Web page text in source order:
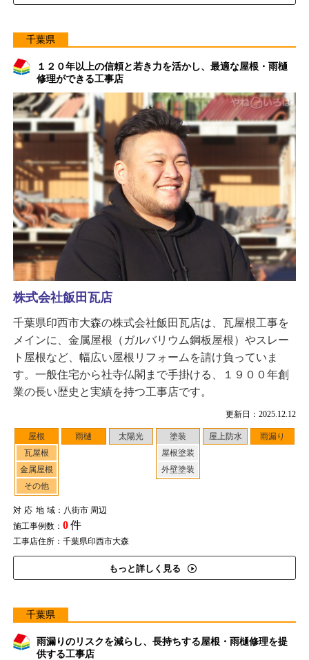
千葉県
１２０年以上の信頼と若き力を活かし、最適な屋根・雨樋
修理ができる工事店
更新日：2025.12.12
屋根
瓦屋根
金属屋根
その他
雨樋 太陽光
塗装
屋根塗装
外壁塗装
屋上防水 雨漏り
対応地域：八街市 周辺
施工事例数： 0件
工事店住所：千葉県印西市大森
もっと詳しく見る
株式会社飯田瓦店
千葉県印西市大森の株式会社飯田瓦店は、瓦屋根工事を
メインに、金属屋根（ガルバリウム鋼板屋根）やスレー
ト屋根など、幅広い屋根リフォームを請け負っていま
す。一般住宅から社寺仏閣まで手掛ける、１９００年創
業の長い歴史と実績を持つ工事店です。
千葉県
雨漏りのリスクを減らし、長持ちする屋根・雨樋修理を提
供する工事店